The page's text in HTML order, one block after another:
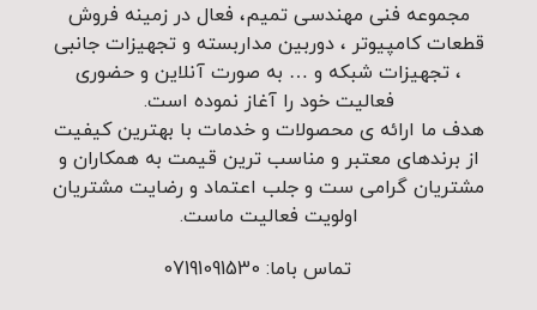
مجموعه فنی مهندسی تمیم، فعال در زمینه فروش
قطعات کامپیوتر ، دوربین مداربسته و تجهیزات جانبی
، تجهیزات شبکه و … به صورت آنلاین و حضوری
فعالیت خود را آغاز نموده است.
هدف ما ارائه ی محصولات و خدمات با بهترین کیفیت
از برندهای معتبر و مناسب ترین قیمت به همکاران و
مشتریان گرامی ست و جلب اعتماد و رضایت مشتریان
اولویت فعالیت ماست.
تماس باما: 07191091530